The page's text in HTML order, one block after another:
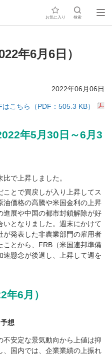
お気に入り 検索
年6月6日）
2022年06月06日
はこちら（PDF：505.3 KB）
年5月30日～6月3
で上昇しました。
とで買戻しが入り上昇してス
油価格の高騰や米国金利の上昇
展や中国の都市封鎖解除が好
となりました。週末にかけて
が発表した非農業部門の雇用者
とから、FRB（米国連邦準備
懸念が後退し、上昇して週を
6月）
想
不安定な景気動向から上値は抑
、国内では、企業業績の上振れ